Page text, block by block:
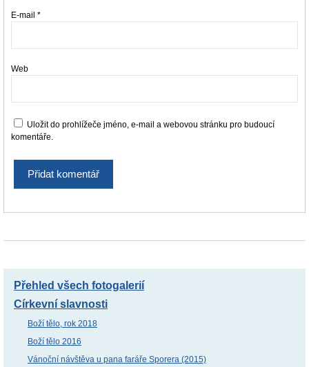
E-mail *
Web
Uložit do prohlížeče jméno, e-mail a webovou stránku pro budoucí
komentáře.
Přehled všech fotogalerií
Církevní slavnosti
Boží tělo, rok 2018
Boží tělo 2016
Vánoční návštěva u pana faráře Sporera (2015)